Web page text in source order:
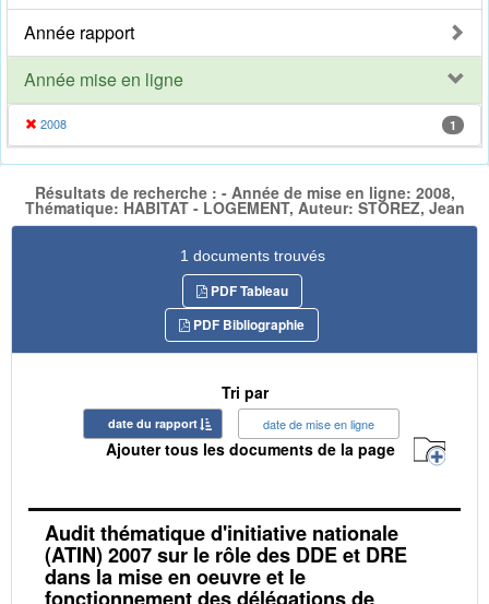
Année rapport
Année mise en ligne
2008 1
Résultats de recherche : - Année de mise en ligne: 2008,
Thématique: HABITAT - LOGEMENT, Auteur: STOREZ, Jean
1 documents trouvés
PDF Tableau
PDF Bibliographie
Tri par
date du rapport date de mise en ligne
Ajouter tous les documents de la page
Audit thématique d'initiative nationale
(ATIN) 2007 sur le rôle des DDE et DRE
dans la mise en oeuvre et le